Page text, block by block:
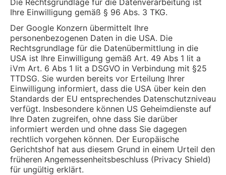
Ihre Einwilligung gemäß § 96 Abs. 3 TKG.
Der Google Konzern übermittelt Ihre
personenbezogenen Daten in die USA. Die
Rechtsgrundlage für die Datenübermittlung in die
USA ist Ihre Einwilligung gemäß Art. 49 Abs 1 lit a
iVm Art. 6 Abs 1 lit a DSGVO in Verbindung mit §25
TTDSG. Sie wurden bereits vor Erteilung Ihrer
Einwilligung informiert, dass die USA über kein den
Standards der EU entsprechendes Datenschutzniveau
verfügt. Insbesondere können US Geheimdienste auf
Ihre Daten zugreifen, ohne dass Sie darüber
informiert werden und ohne dass Sie dagegen
rechtlich vorgehen können. Der Europäische
Gerichtshof hat aus diesem Grund in einem Urteil den
früheren Angemessenheitsbeschluss (Privacy Shield)
für ungültig erklärt.